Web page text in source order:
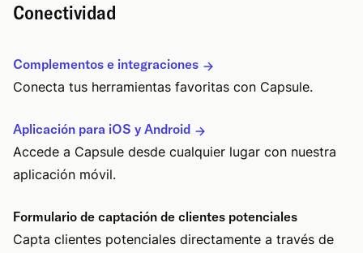
Conectividad
Complementos e integraciones
Conecta tus herramientas favoritas con Capsule.
Aplicación para iOS y Android
Accede a Capsule desde cualquier lugar con nuestra
aplicación móvil.
Formulario de captación de clientes potenciales
Capta clientes potenciales directamente a través de